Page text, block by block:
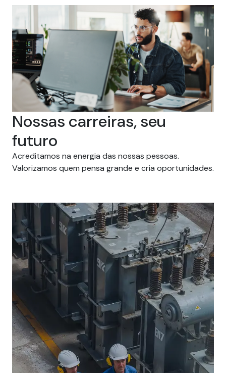
Nossas carreiras, seu
futuro
Acreditamos na energia das nossas pessoas.
Valorizamos quem pensa grande e cria oportunidades.